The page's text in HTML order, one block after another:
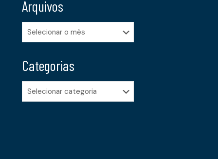
Arquivos
Arquivos
Categorias
Categorias